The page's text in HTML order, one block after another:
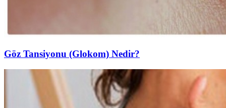
Göz Tansiyonu (Glokom) Nedir?